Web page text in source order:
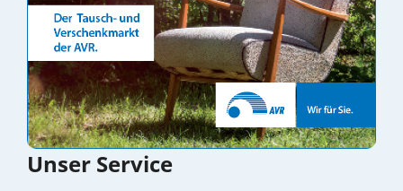
Unser Service